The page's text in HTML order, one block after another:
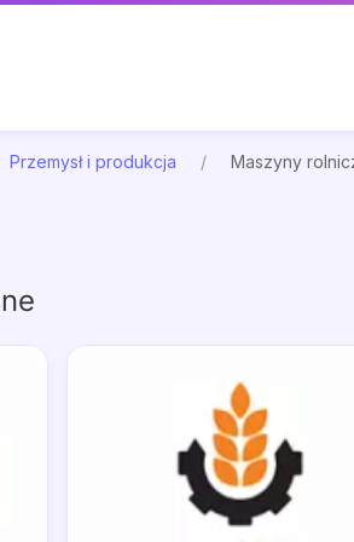
Przemysł i produkcja Maszyny